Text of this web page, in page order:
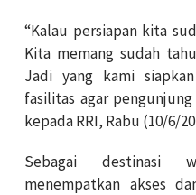
“Kalau persiapan kita
Kita memang sudah
Jadi yang kami
fasilitas agar
kepada RRI, Rabu (10/6/
Sebagai destinasi
menempatkan akses